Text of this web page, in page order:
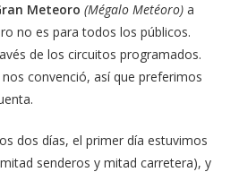
Meteoro (Mégalo Metéoro) a
no es para todos los públicos.
de los circuitos programados.
convenció, así que preferimos
dos días, el primer día estuvimos
senderos y mitad carretera), y